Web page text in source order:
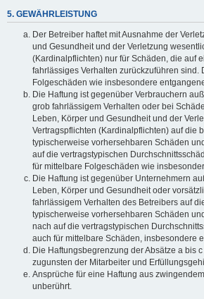
5. GEWÄHRLEISTUNG
Der Betreiber haftet mit Ausnahme der
und Gesundheit und der Verletzung
(Kardinalpflichten) nur für Schäden, die auf
fahrlässiges Verhalten zurückzuführen sind.
Folgeschäden wie insbesondere
Die Haftung ist gegenüber Verbrauchern
grob fahrlässigem Verhalten oder bei
Leben, Körper und Gesundheit und der
Vertragspflichten (Kardinalpflichten) auf die
typischerweise vorhersehbaren Schäden
auf die vertragstypischen
für mittelbare Folgeschäden wie
Die Haftung ist gegenüber Unternehmern
Leben, Körper und Gesundheit oder
fahrlässigem Verhalten des Betreibers auf
typischerweise vorhersehbaren Schäden
nach auf die vertragstypischen
auch für mittelbare Schäden, insbesondere
Die Haftungsbegrenzung der Absätze a bis
zugunsten der Mitarbeiter und
Ansprüche für eine Haftung aus
unberührt.